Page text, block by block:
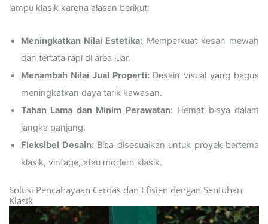
lampu klasik karena alasan berikut:
Meningkatkan Nilai Estetika: Memperkuat kesan mewah
dan tertata rapi di area luar.
Menambah Nilai Jual Properti:Desain visual yang bagus
meningkatkan daya tarik kawasan.
Tahan Lama dan Minim Perawatan:Hemat biaya dalam
jangka panjang.
Fleksibel Desain:Bisa disesuaikan untuk proyek bertema
klasik, vintage, atau modern klasik.
Solusi Pencahayaan Cerdas dan Efisien dengan Sentuhan
Klasik